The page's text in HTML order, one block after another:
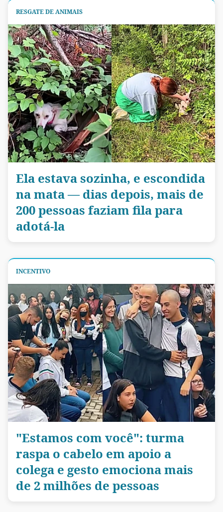
RESGATE DE ANIMAIS
Ela estava sozinha, e escondida
na mata — dias depois, mais de
200 pessoas faziam fila para
adotá-la
INCENTIVO
"Estamos com você": turma
raspa o cabelo em apoio a
colega e gesto emociona mais
de 2 milhões de pessoas